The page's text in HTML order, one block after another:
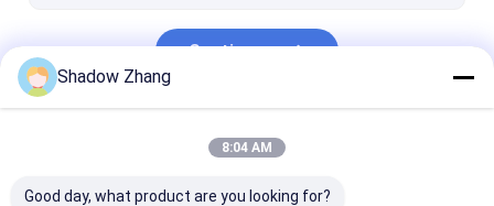
Continuar
Nuestras Categorías
Shadow Zhang
8:04 AM
Good day, what product are you looking for?